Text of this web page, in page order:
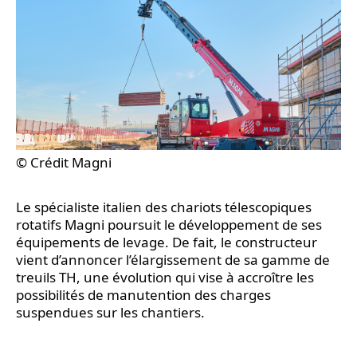
© Crédit Magni
Le spécialiste italien des chariots télescopiques
rotatifs Magni poursuit le développement de ses
équipements de levage. De fait, le constructeur
vient d’annoncer l’élargissement de sa gamme de
treuils TH, une évolution qui vise à accroître les
possibilités de manutention des charges
suspendues sur les chantiers.